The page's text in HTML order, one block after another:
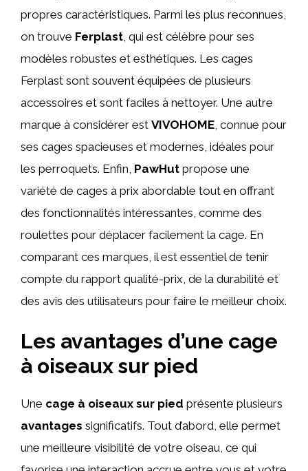
propres caractéristiques. Parmi les plus reconnues,
on trouve Ferplast , qui est célèbre pour ses
modèles robustes et esthétiques. Les cages
Ferplast sont souvent équipées de plusieurs
accessoires et sont faciles à nettoyer. Une autre
marque à considérer est VIVOHOME , connue pour
ses cages spacieuses et modernes, idéales pour
les perroquets. Enfin, PawHut propose une
variété de cages à prix abordable tout en offrant
des fonctionnalités intéressantes, comme des
roulettes pour déplacer facilement la cage. En
comparant ces marques, il est essentiel de tenir
compte du rapport qualité-prix, de la durabilité et
des avis des utilisateurs pour faire le meilleur choix.
Les avantages d’une cage
à oiseaux sur pied
Une cage à oiseaux sur pied présente plusieurs
avantages significatifs. Tout d’abord, elle permet
une meilleure visibilité de votre oiseau, ce qui